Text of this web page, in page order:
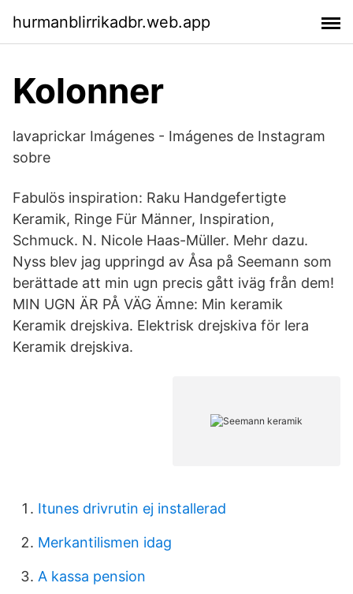
hurmanblirrikadbr.web.app
Kolonner
lavaprickar Imágenes - Imágenes de Instagram
sobre
Fabulös inspiration: Raku Handgefertigte
Keramik, Ringe Für Männer, Inspiration,
Schmuck. N. Nicole Haas-Müller. Mehr dazu.
Nyss blev jag uppringd av Åsa på Seemann som
berättade att min ugn precis gått iväg från dem!
MIN UGN ÄR PÅ VÄG Ämne: Min keramik
Keramik drejskiva. Elektrisk drejskiva för lera
Keramik drejskiva.
Itunes drivrutin ej installerad
Merkantilismen idag
A kassa pension